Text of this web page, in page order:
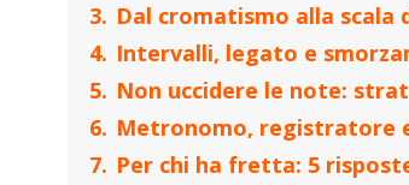
3. Dal cromatismo alla scala
4. Intervalli, legato e
5. Non uccidere le note:
6. Metronomo, registratore
7. Per chi ha fretta: 5